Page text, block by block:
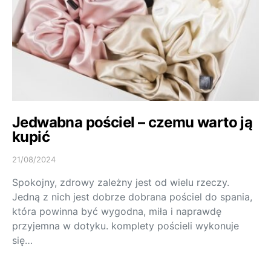
Jedwabna pościel – czemu warto ją
kupić
21/08/2024
Spokojny, zdrowy zależny jest od wielu rzeczy.
Jedną z nich jest dobrze dobrana pościel do spania,
która powinna być wygodna, miła i naprawdę
przyjemna w dotyku. komplety pościeli wykonuje
się…